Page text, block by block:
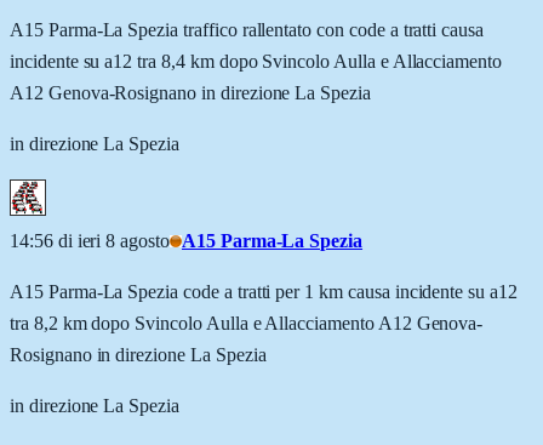
A15 Parma-La Spezia traffico rallentato con code a tratti causa
incidente su a12 tra 8,4 km dopo Svincolo Aulla e Allacciamento
A12 Genova-Rosignano in direzione La Spezia
in direzione La Spezia
14:56 di ieri 8 agosto A15 Parma-La Spezia
A15 Parma-La Spezia code a tratti per 1 km causa incidente su a12
tra 8,2 km dopo Svincolo Aulla e Allacciamento A12 Genova-
Rosignano in direzione La Spezia
in direzione La Spezia